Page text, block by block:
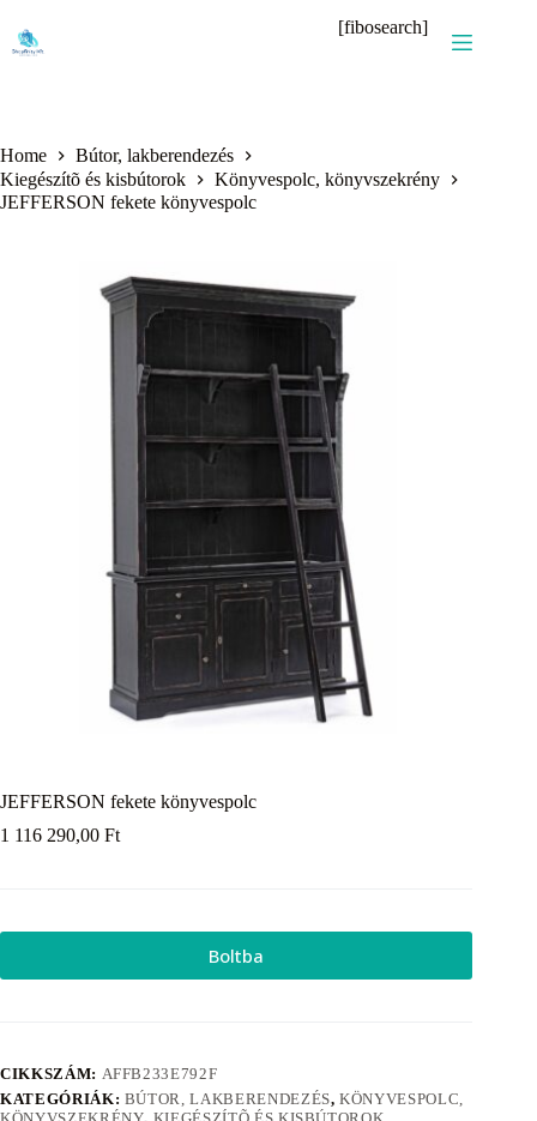
content
[fibosearch]
Home
Bútor, lakberendezés
Kiegészítõ és kisbútorok
Könyvespolc, könyvszekrény
JEFFERSON fekete könyvespolc
JEFFERSON fekete könyvespolc
1 116 290,00 Ft
Boltba
CIKKSZÁM: AFFB233E792F
KATEGÓRIÁK: BÚTOR, LAKBERENDEZÉS,KÖNYVESPOLC,